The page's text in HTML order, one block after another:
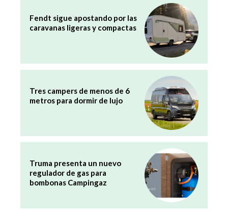
Fendt sigue apostando por las
caravanas ligeras y compactas
Tres campers de menos de 6
metros para dormir de lujo
Truma presenta un nuevo
regulador de gas para
bombonas Campingaz